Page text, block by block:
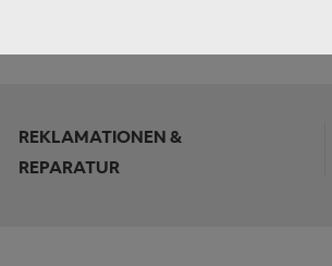
REKLAMATIONEN &
REPARATUR